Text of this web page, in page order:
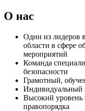
О нас
Один из лидеров
области в сфере
мероприятий
Команда
безопасности
Грамотный,
Индивидуальный
Высокий уровень
правопорядка